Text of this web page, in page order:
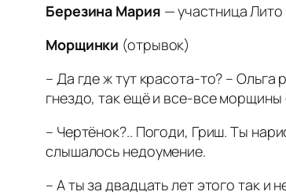
Березина Мария — участница
Морщинки (отрывок)
– Да где ж тут красота-то? –
гнездо, так ещё и все-все
– Чертёнок?.. Погоди, Гриш. Ты
слышалось недоумение.
– А ты за двадцать лет этого так и